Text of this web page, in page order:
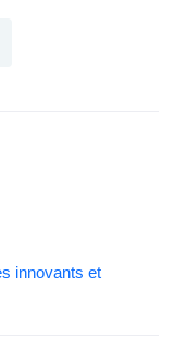
innovants et